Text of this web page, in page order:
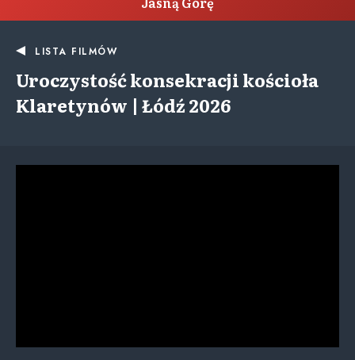
LISTA FILMÓW
Uroczystość konsekracji kościoła
Klaretynów | Łódź 2026